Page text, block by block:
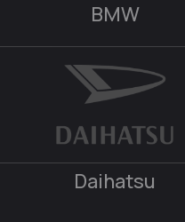
BMW
Daihatsu